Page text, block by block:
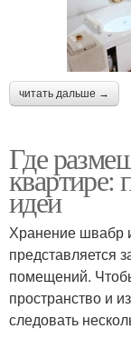
читать дальше →
Где
квартире:
идеи
Хранение швабр
представляется
помещений.
пространство и
следовать